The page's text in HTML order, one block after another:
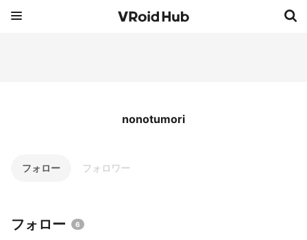
nonotumori
フォロー フォロワー
フォロー 6